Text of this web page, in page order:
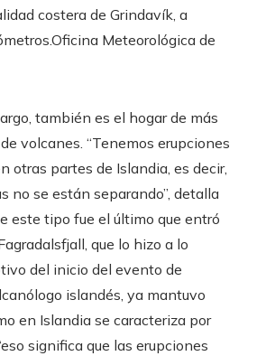
costera de Grindavík, a
Oficina Meteorológica de
también es el hogar de más
volcanes. “Tenemos erupciones
otras partes de Islandia, es decir,
no se están separando”, detalla
este tipo fue el último que entró
que lo hizo a lo
del inicio del evento de
islandés, ya mantuvo
en Islandia se caracteriza por
significa que las erupciones